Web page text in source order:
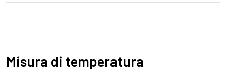
Misura di temperatura